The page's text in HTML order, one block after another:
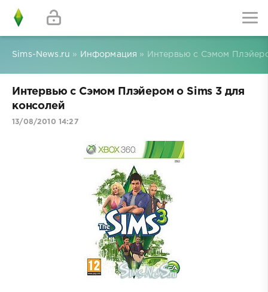
Sims-News.ru » Информация » Интервью с Сэмом
Интервью с Сэмом Плэйером о Sims 3 для
консолей
13/08/2010 14:27